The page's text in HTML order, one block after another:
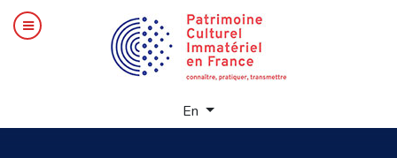
En